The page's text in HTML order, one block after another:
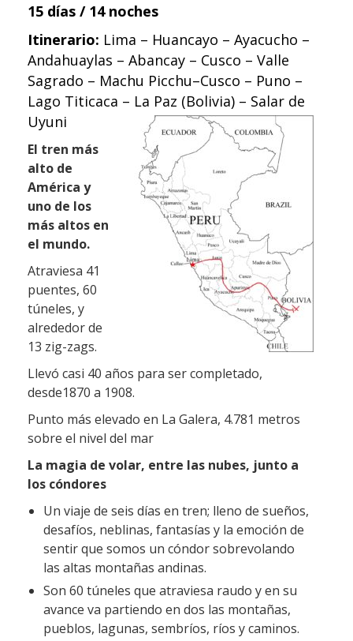
15 días / 14 noches
Itinerario: Lima – Huancayo – Ayacucho –
Andahuaylas – Abancay – Cusco – Valle
Sagrado – Machu Picchu–Cusco – Puno –
Lago Titicaca – La Paz (Bolivia) – Salar de
Uyuni
El tren más
alto de
América y
uno de los
más altos en
el mundo.
Atraviesa 41
puentes, 60
túneles, y
alrededor de
13 zig-zags.
Llevó casi 40 años para ser completado,
desde1870 a 1908.
Punto más elevado en La Galera, 4.781 metros
sobre el nivel del mar
La magia de volar, entre las nubes, junto a
los cóndores
Un viaje de seis días en tren; lleno de sueños,
desafíos, neblinas, fantasías y la emoción de
sentir que somos un cóndor sobrevolando
las altas montañas andinas.
Son 60 túneles que atraviesa raudo y en su
avance va partiendo en dos las montañas,
pueblos, lagunas, sembríos, ríos y caminos.